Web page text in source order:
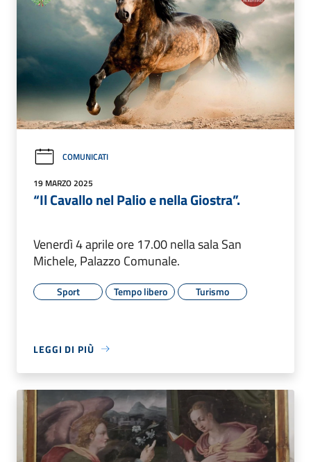
COMUNICATI
19 MARZO 2025
“Il Cavallo nel Palio e nella Giostra”.
Venerdì 4 aprile ore 17.00 nella sala San
Michele, Palazzo Comunale.
Sport Tempo libero Turismo
LEGGI DI PIÙ